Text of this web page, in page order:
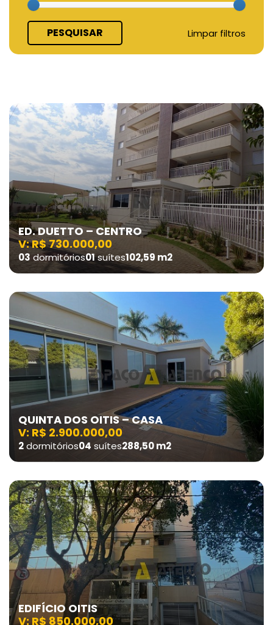
Limpar filtros
PESQUISAR
ED. DUETTO – CENTRO
V: R$ 730.000,00
03dormitórios01suítes102,59 m2
QUINTA DOS OITIS – CASA
V: R$ 2.900.000,00
2dormitórios04 suítes288,50 m2
EDIFÍCIO OITIS
V: R$ 850.000,00